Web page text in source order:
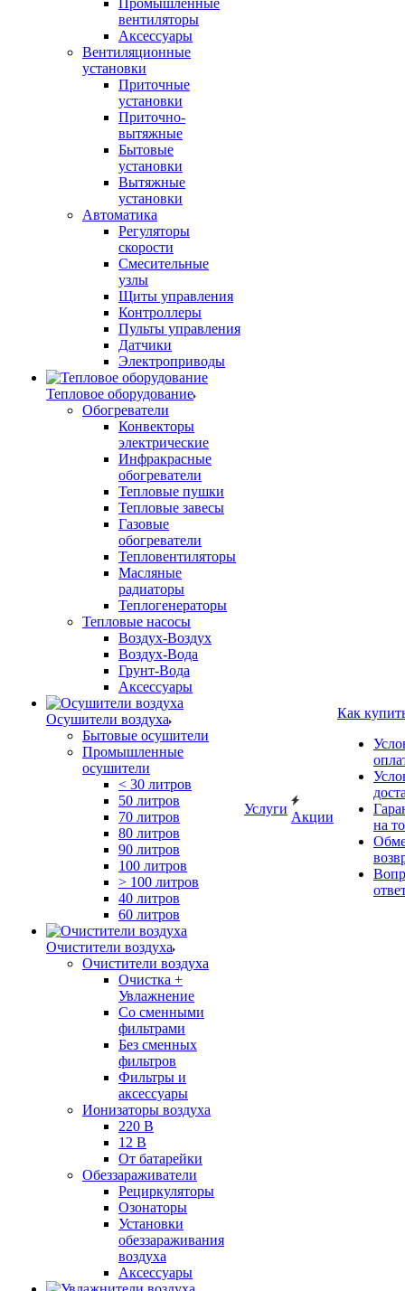
Промышленные
вентиляторы
Аксессуары
Вентиляционные
установки
Приточные
установки
Приточно-
вытяжные
Бытовые
установки
Вытяжные
установки
Автоматика
Регуляторы
скорости
Смесительные
узлы
Щиты управления
Контроллеры
Пульты управления
Датчики
Электроприводы
Тепловое оборудование
Обогреватели
Конвекторы
электрические
Инфракрасные
обогреватели
Тепловые пушки
Тепловые завесы
Газовые
обогреватели
Тепловентиляторы
Масляные
радиаторы
Теплогенераторы
Тепловые насосы
Воздух-Воздух
Воздух-Вода
Грунт-Вода
Аксессуары
Осушители воздуха
Бытовые осушители
Промышленные
осушители
< 30 литров
50 литров
70 литров
80 литров
90 литров
100 литров
> 100 литров
40 литров
60 литров
Очистители воздуха
Очистители воздуха
Очистка +
Увлажнение
Cо сменными
фильтрами
Без сменных
фильтров
Фильтры и
аксессуары
Ионизаторы воздуха
220 В
12 В
От батарейки
Обеззараживатели
Рециркуляторы
Озонаторы
Установки
обеззараживания
воздуха
Аксессуары
Услуги
Акции
Как
на